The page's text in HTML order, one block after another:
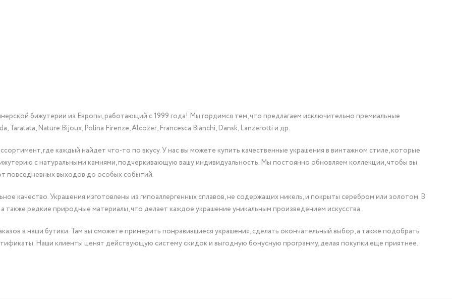
бижутерии из Европы, работающий с 1999 года! Мы гордимся тем, что предлагаем исключительно премиальные
Taratata, Nature Bijoux, Polina Firenze, Alcozer, Francesca Bianchi, Dansk, Lanzerotti и др.
где каждый найдет что-то по вкусу. У нас вы можете купить качественные украшения в винтажном стиле, которые
с натуральными камнями, подчеркивающую вашу индивидуальность. Мы постоянно обновляем коллекции, чтобы вы
повседневных выходов до особых событий.
качество. Украшения изготовлены из гипоаллергенных сплавов, не содержащих никель, и покрыты серебром или золотом. В
также редкие природные материалы, что делает каждое украшение уникальным произведением искусства.
в наши бутики. Там вы сможете примерить понравившиеся украшения, сделать окончательный выбор, а также подобрать
Наши клиенты ценят действующую систему скидок и выгодную бонусную программу, делая покупки еще приятнее.